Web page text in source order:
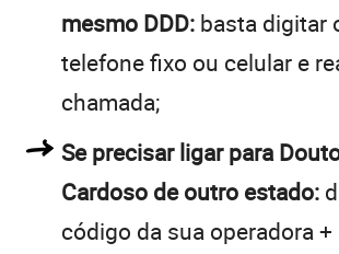
mesmo DDD: basta digitar
telefone fixo ou celular e
chamada;
Se precisar ligar para
Cardoso de outro estado:
código da sua operadora +